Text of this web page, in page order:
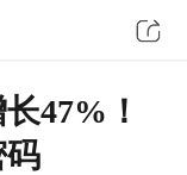
47%！
码